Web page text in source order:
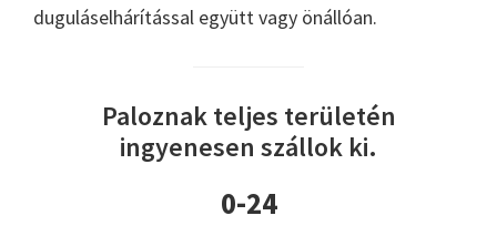
duguláselhárítással együtt vagy önállóan.
Paloznak teljes területén
ingyenesen szállok ki.
0-24